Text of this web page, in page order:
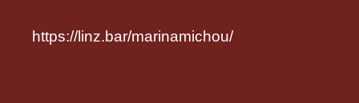
https://linz.bar/marinamichou/